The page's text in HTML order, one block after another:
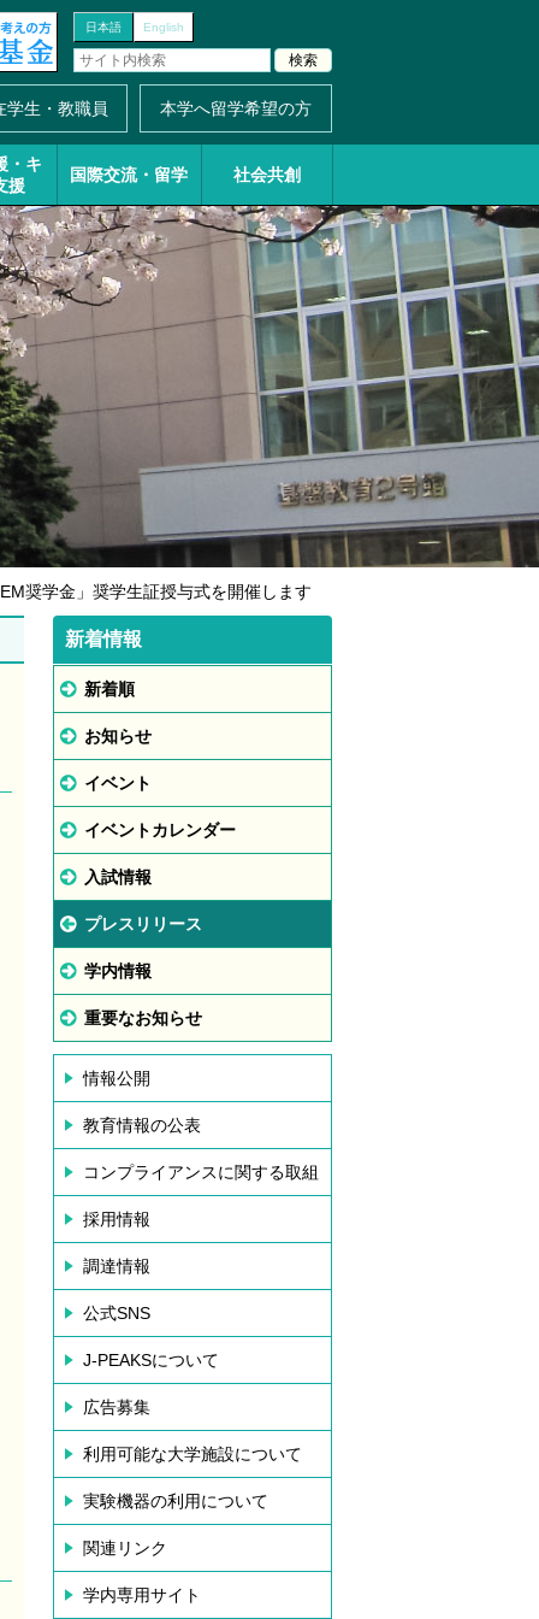
日本語 English
学生・教職員 本学へ留学希望の方
・ キ
援
国際交流・留学 社会共創
奨学金」奨学生証授与式を開催します
新着情報
新着順
お知らせ
イベント
イベントカレンダー
入試情報
プレスリリース
学内情報
重要なお知らせ
情報公開
教育情報の公表
コンプライアンスに関する取組
採用情報
調達情報
公式SNS
J-PEAKSについて
広告募集
利用可能な大学施設について
実験機器の利用について
関連リンク
学内専用サイト